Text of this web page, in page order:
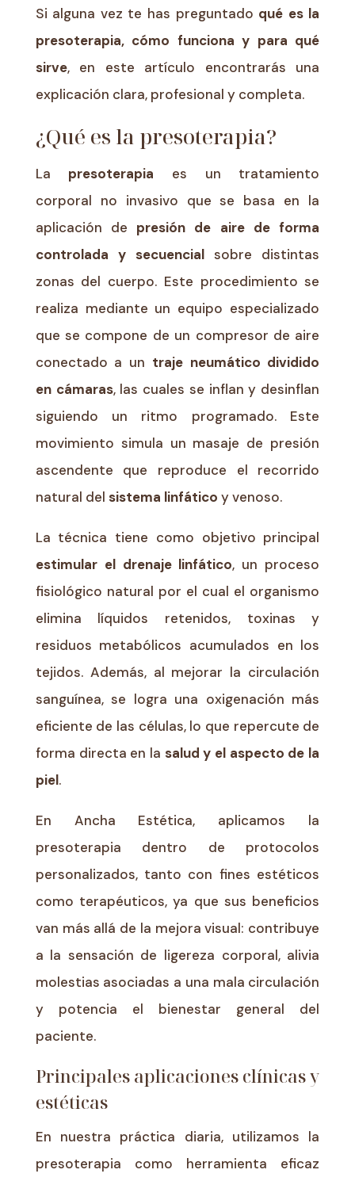
Si alguna vez te has preguntado qué es la
presoterapia, cómo funciona y para qué
sirve, en este artículo encontrarás una
explicación clara, profesional y completa.
¿Qué es la presoterapia?
La presoterapia es un tratamiento
corporal no invasivo que se basa en la
aplicación de presión de aire de forma
controlada y secuencial sobre distintas
zonas del cuerpo. Este procedimiento se
realiza mediante un equipo especializado
que se compone de un compresor de aire
conectado a un traje neumático dividido
en cámaras, las cuales se inflan y desinflan
siguiendo un ritmo programado. Este
movimiento simula un masaje de presión
ascendente que reproduce el recorrido
natural del sistema linfático y venoso.
La técnica tiene como objetivo principal
estimular el drenaje linfático, un proceso
fisiológico natural por el cual el organismo
elimina líquidos retenidos, toxinas y
residuos metabólicos acumulados en los
tejidos. Además, al mejorar la circulación
sanguínea, se logra una oxigenación más
eficiente de las células, lo que repercute de
forma directa en la salud y el aspecto de la
piel.
En Ancha Estética, aplicamos la
presoterapia dentro de protocolos
personalizados, tanto con fines estéticos
como terapéuticos, ya que sus beneficios
van más allá de la mejora visual: contribuye
a la sensación de ligereza corporal, alivia
molestias asociadas a una mala circulación
y potencia el bienestar general del
paciente.
Principales aplicaciones clínicas y
estéticas
En nuestra práctica diaria, utilizamos la
presoterapia como herramienta eficaz